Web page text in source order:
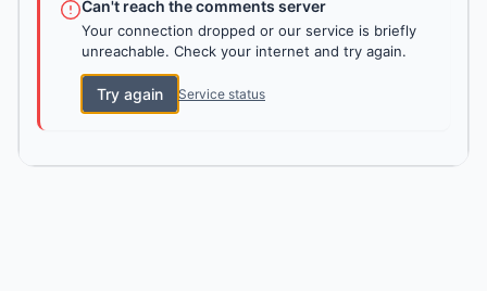
Can't reach the comments server
Your connection dropped or our service is briefly
unreachable. Check your internet and try again.
Try again Service status